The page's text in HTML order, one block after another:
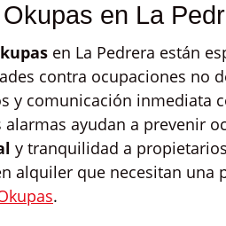
en La
en La Pedrera están
contra ocupaciones no
y comunicación inmediata
alarmas ayudan a prevenir
y tranquilidad a
alquiler que necesitan una
.